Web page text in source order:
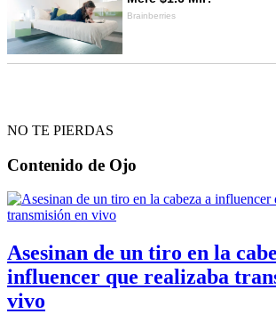
NO TE PIERDAS
Contenido de Ojo
Asesinan de un tiro en la
influencer que realizaba
vivo